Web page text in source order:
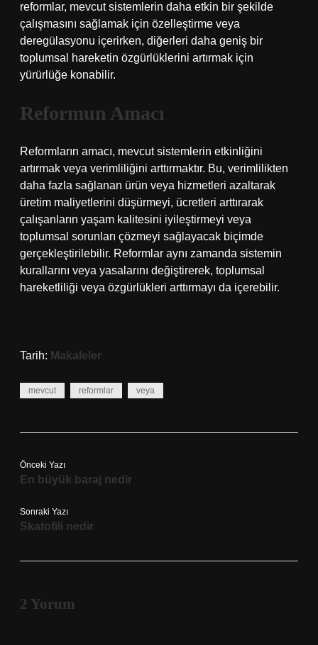
reformlar, mevcut sistemlerin daha etkin bir şekilde
çalışmasını sağlamak için özelleştirme veya
deregülasyonu içerirken, diğerleri daha geniş bir
toplumsal hareketin özgürlüklerini artırmak için
yürürlüğe konabilir.
Reformun Amacı
Reformların amacı, mevcut sistemlerin etkinliğini
artırmak veya verimliliğini arttırmaktır. Bu, verimlilikten
daha fazla sağlanan ürün veya hizmetleri azaltarak
üretim maliyetlerini düşürmeyi, ücretleri arttırarak
çalışanların yaşam kalitesini iyileştirmeyi veya
toplumsal sorunları çözmeyi sağlayacak biçimde
gerçekleştirilebilir. Reformlar aynı zamanda sistemin
kurallarını veya yasalarını değiştirerek, toplumsal
hareketliliği veya özgürlükleri arttırmayı da içerebilir.
Tarih: Makaleler
mevcut reformlar veya
Önceki Yazı
En büyük baraj nedir
Sonraki Yazı
Skatofili nedir
2 Yorum